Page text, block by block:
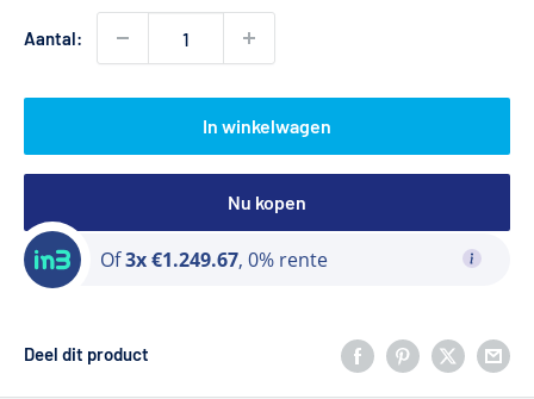
Aantal:
In winkelwagen
Nu kopen
Of3x €1.249.67, 0% rente
Deel dit product